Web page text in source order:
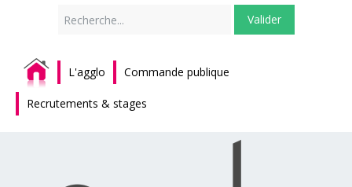
Valider
L'agglo Commande publique
Recrutements & stages